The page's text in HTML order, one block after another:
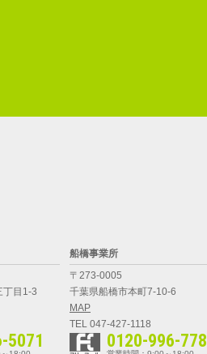
丁目1-3
5071
船橋事業所
〒273-0005
千葉県船橋市本町7-10-6
MAP
TEL 047-427-1118
0120-996-778